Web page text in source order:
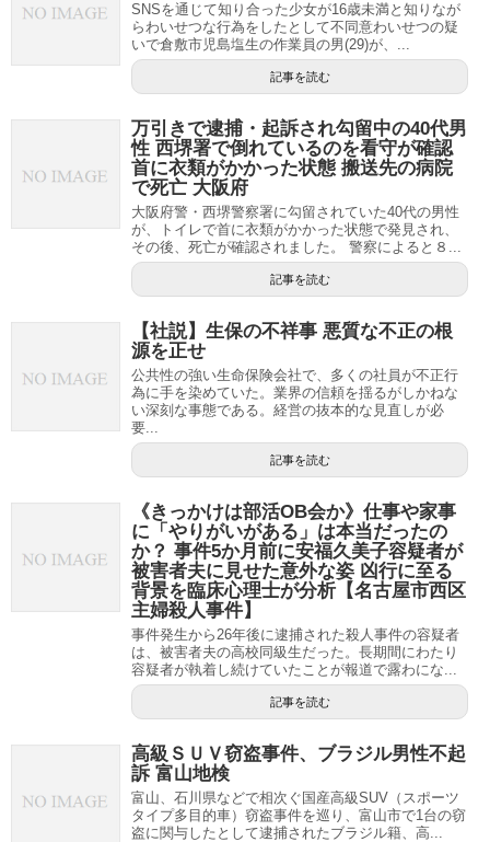
SNSを通じて知り合った少女が16歳未満と知りなが
らわいせつな行為をしたとして不同意わいせつの疑
いで倉敷市児島塩生の作業員の男(29)が、...
記事を読む
万引きで逮捕・起訴され勾留中の40代男
性 西堺署で倒れているのを看守が確認
首に衣類がかかった状態 搬送先の病院
で死亡 大阪府
大阪府警・西堺警察署に勾留されていた40代の男性
が、トイレで首に衣類がかかった状態で発見され、
その後、死亡が確認されました。 警察によると８...
記事を読む
【社説】生保の不祥事 悪質な不正の根
源を正せ
公共性の強い生命保険会社で、多くの社員が不正行
為に手を染めていた。業界の信頼を揺るがしかねな
い深刻な事態である。経営の抜本的な見直しが必
要...
記事を読む
《きっかけは部活OB会か》仕事や家事
に「やりがいがある」は本当だったの
か？ 事件5か月前に安福久美子容疑者が
被害者夫に見せた意外な姿 凶行に至る
背景を臨床心理士が分析【名古屋市西区
主婦殺人事件】
事件発生から26年後に逮捕された殺人事件の容疑者
は、被害者夫の高校同級生だった。長期間にわたり
容疑者が執着し続けていたことが報道で露わにな...
記事を読む
高級ＳＵＶ窃盗事件、ブラジル男性不起
訴 富山地検
富山、石川県などで相次ぐ国産高級SUV（スポーツ
タイプ多目的車）窃盗事件を巡り、富山市で1台の窃
盗に関与したとして逮捕されたブラジル籍、高...